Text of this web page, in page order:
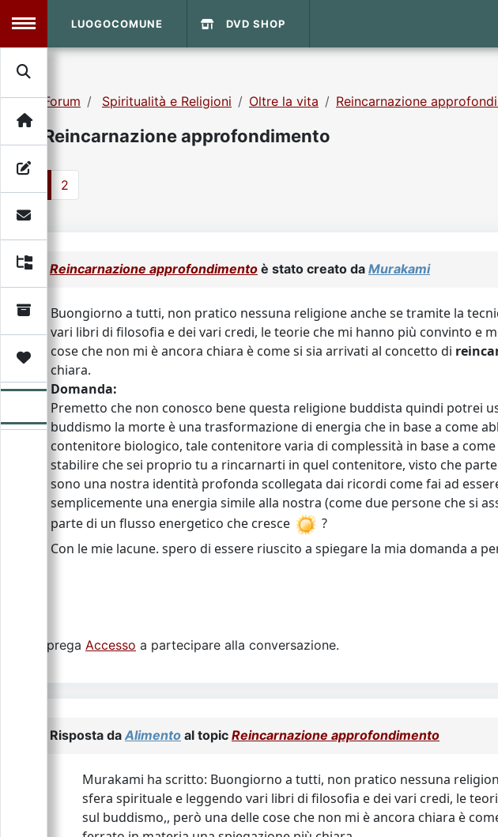
MENU
Search
DVD Shop
Info Sito
Login
Vecchio Sito
Archivio
Video
Forum
Donazione
LUOGOCOMUNE DVD SHOP
Forum Spiritualità e Religioni Oltre la vita Reincarnazione
Reincarnazione approfondimento
2
Reincarnazione approfondimento è stato creato da Murakami
Buongiorno a tutti, non pratico nessuna religione anche se tramite la
vari libri di filosofia e dei vari credi, le teorie che mi hanno più convinto e
cose che non mi è ancora chiara è come si sia arrivati al concetto di
chiara.
Domanda:
Premetto che non conosco bene questa religione buddista quindi potrei
buddismo la morte è una trasformazione di energia che in base a come
contenitore biologico, tale contenitore varia di complessità in base a
stabilire che sei proprio tu a rincarnarti in quel contenitore, visto che
sono una nostra identità profonda scollegata dai ricordi come fai ad
semplicemente una energia simile alla nostra (come due persone che si
parte di un flusso energetico che cresce
?
Con le mie lacune. spero di essere riuscito a spiegare la mia domanda a
Si prega Accesso a partecipare alla conversazione.
Risposta da Alimento al topic Reincarnazione approfondimento
Murakami ha scritto: Buongiorno a tutti, non pratico nessuna
sfera spirituale e leggendo vari libri di filosofia e dei vari credi, le
sul buddismo,, però una delle cose che non mi è ancora chiara è